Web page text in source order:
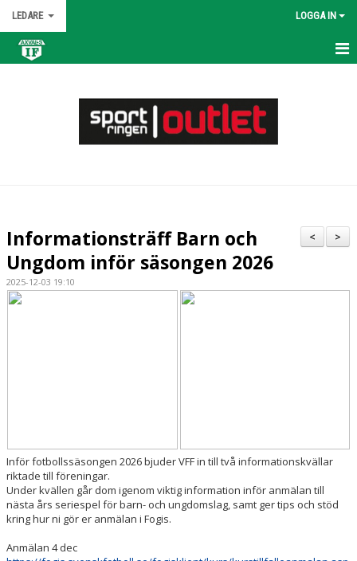
LEDARE LOGGA IN
BILDGALLERI
DOKUMENT
REGISTERUTDRAG
TÄVLINGSDOKUMENT
DOMARUTBILDNING BARN- OCH UNGDOM
>
<
Informationsträff Barn och
Ungdom inför säsongen 2026
2025-12-03 19:10
Inför fotbollssäsongen 2026 bjuder VFF in till två informationskvällar
riktade till föreningar.
Under kvällen går dom igenom viktig information inför anmälan till
nästa års seriespel för barn- och ungdomslag, samt ger tips och stöd
kring hur ni gör er anmälan i Fogis.
Anmälan 4 dec